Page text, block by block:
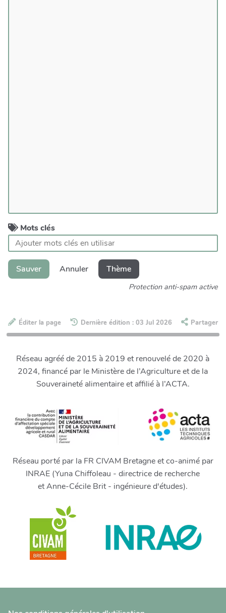
Mots clés
Sauver Annuler Thème
Protection anti-spam active
Éditer la page Dernière édition : 03 Jul 2026 Partager
Réseau agréé de 2015 à 2019 et renouvelé de 2020 à
2024, financé par le Ministère de l’Agriculture et de la
Souveraineté alimentaire et affilié à l’ACTA.
Réseau porté par la FR CIVAM Bretagne et co-animé par
INRAE (Yuna Chiffoleau - directrice de recherche
et Anne-Cécile Brit - ingénieure d'études).